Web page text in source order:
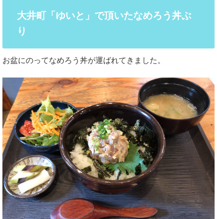
大井町「ゆいと」で頂いたなめろう丼ぶ
り
お盆にのってなめろう丼が運ばれてきました。